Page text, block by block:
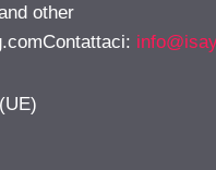
other
: